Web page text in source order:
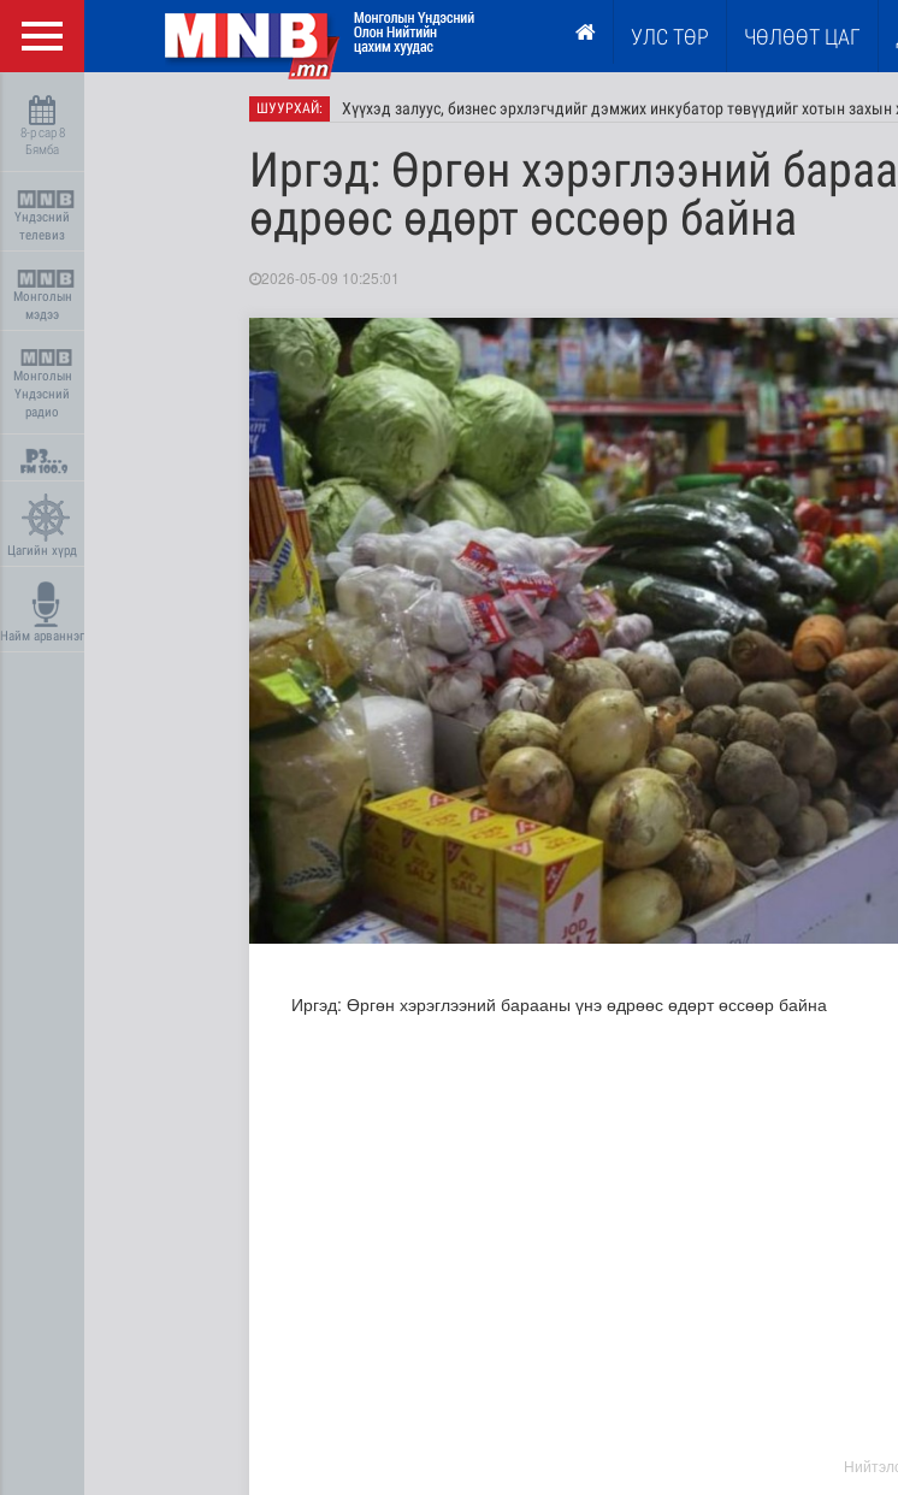
УЛС ТӨР ЧӨЛӨӨТ ЦАГ
8-р сар 8
Бямба
Үндэсний
телевиз
Монголын
мэдээ
Монголын
Үндэсний
радио
Цагийн хүрд
Найм арваннэг
ШУУРХАЙ: Хүүхэд залуус, бизнес эрхлэгчдийг дэмжих инкубатор төвүүдийг хотын захын
Сүхбаатар суманд баригдаж буй 70 МВт-ын хүчин чадалтай ДЦС-ын
Иргэд: Өргөн хэрэглээний
өдрөөс өдөрт өссөөр байна
2026-05-09 10:25:01
Иргэд: Өргөн хэрэглээний барааны үнэ өдрөөс өдөрт өссөөр байна